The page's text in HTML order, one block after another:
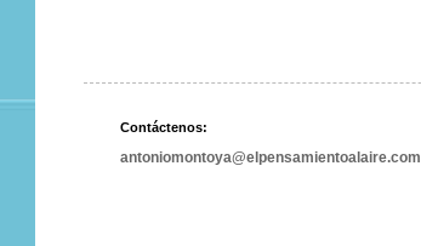
Contáctenos:
antoniomontoya@elpensamientoalaire.com